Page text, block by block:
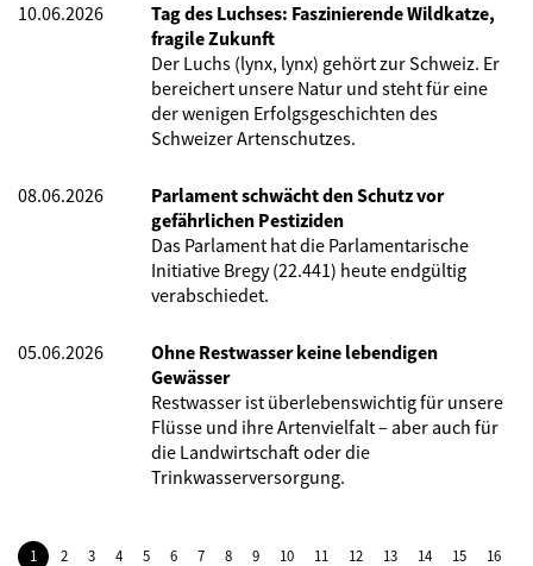
10.06.2026
Tag des Luchses: Faszinierende Wildkatze,
fragile Zukunft
Der Luchs (lynx, lynx) gehört zur Schweiz. Er
bereichert unsere Natur und steht für eine
der wenigen Erfolgsgeschichten des
Schweizer Artenschutzes.
08.06.2026
Parlament schwächt den Schutz vor
gefährlichen Pestiziden
Das Parlament hat die Parlamentarische
Initiative Bregy (22.441) heute endgültig
verabschiedet.
05.06.2026
Ohne Restwasser keine lebendigen
Gewässer
Restwasser ist überlebenswichtig für unsere
Flüsse und ihre Artenvielfalt – aber auch für
die Landwirtschaft oder die
Trinkwasserversorgung.
1 2 3 4 5 6 7 8 9 10 11 12 13 14 15
16